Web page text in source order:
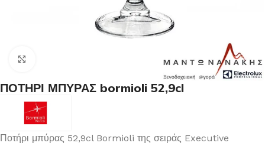
ΠΟΤΗΡΙ ΜΠΥΡΑΣ bormioli 52,9cl
Ποτήρι μπύρας 52,9cl Bormioli της σειράς Executive